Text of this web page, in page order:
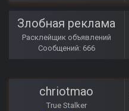
Злобная реклама
Расклейщик объявлений
Сообщений: 666
chriotmao
True Stalker